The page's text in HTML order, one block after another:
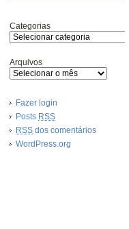
Categorias
Arquivos
Fazer login
Posts RSS
RSS dos comentários
WordPress.org